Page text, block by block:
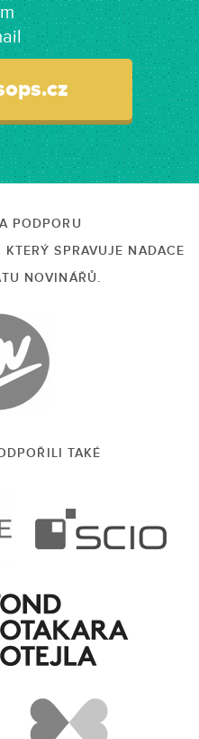
PODPORU
SPRAVUJE NADACE
NOVINÁŘŮ.
TAKÉ